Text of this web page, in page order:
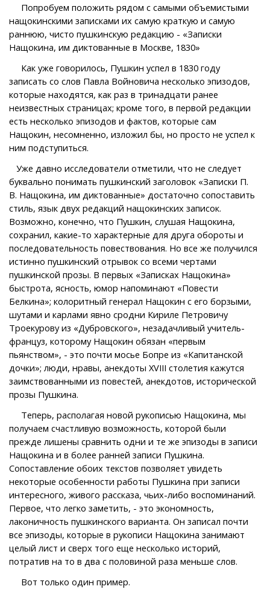
Попробуем положить рядом с самыми объемистыми
нащокинскими записками их самую краткую и самую
раннюю, чисто пушкинскую редакцию - «Записки
Нащокина, им диктованные в Москве, 1830»
Как уже говорилось, Пушкин успел в 1830 году
записать со слов Павла Войновича несколько эпизодов,
которые находятся, как раз в тринадцати ранее
неизвестных страницах; кроме того, в первой редакции
есть несколько эпизодов и фактов, которые сам
Нащокин, несомненно, изложил бы, но просто не успел к
ним подступиться.
Уже давно исследователи отметили, что не следует
буквально понимать пушкинский заголовок «Записки П.
В. Нащокина, им диктованные» достаточно сопоставить
стиль, язык двух редакций нащокинских записок.
Возможно, конечно, что Пушкин, слушая Нащокина,
сохранил, какие-то характерные для друга обороты и
последовательность повествования. Но все же получился
истинно пушкинский отрывок со всеми чертами
пушкинской прозы. В первых «Записках Нащокина»
быстрота, ясность, юмор напоминают «Повести
Белкина»; колоритный генерал Нащокин с его борзыми,
шутами и карлами явно сродни Кириле Петровичу
Троекурову из «Дубровского», незадачливый учитель-
француз, которому Нащокин обязан «первым
пьянством», - это почти мосье Бопре из «Капитанской
дочки»; люди, нравы, анекдоты XVIII столетия кажутся
заимствованными из повестей, анекдотов, исторической
прозы Пушкина.
Теперь, располагая новой рукописью Нащокина, мы
получаем счастливую возможность, которой были
прежде лишены сравнить одни и те же эпизоды в записи
Нащокина и в более ранней записи Пушкина.
Сопоставление обоих текстов позволяет увидеть
некоторые особенности работы Пушкина при записи
интересного, живого рассказа, чьих-либо воспоминаний.
Первое, что легко заметить, - это экономность,
лаконичность пушкинского варианта. Он записал почти
все эпизоды, которые в рукописи Нащокина занимают
целый лист и сверх того еще несколько историй,
потратив на то в два с половиной раза меньше слов.
Вот только один пример.